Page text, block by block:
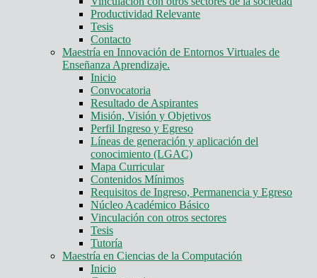
Productividad Relevante
Tesis
Contacto
Maestría en Innovación de Entornos Virtuales de
Enseñanza Aprendizaje.
Inicio
Convocatoria
Resultado de Aspirantes
Misión, Visión y Objetivos
Perfil Ingreso y Egreso
Líneas de generación y aplicación del
conocimiento (LGAC)
Mapa Curricular
Contenidos Mínimos
Requisitos de Ingreso, Permanencia y Egreso
Núcleo Académico Básico
Vinculación con otros sectores
Tesis
Tutoría
Maestría en Ciencias de la Computación
Inicio